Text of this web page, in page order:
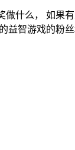
什么， 如果
益智游戏的粉